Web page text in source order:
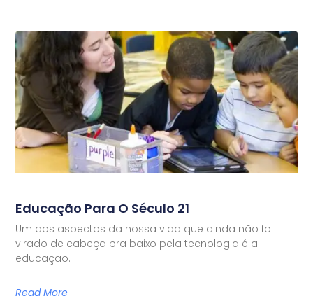
Educação Para O Século 21
Um dos aspectos da nossa vida que ainda não foi
virado de cabeça pra baixo pela tecnologia é a
educação.
Read More